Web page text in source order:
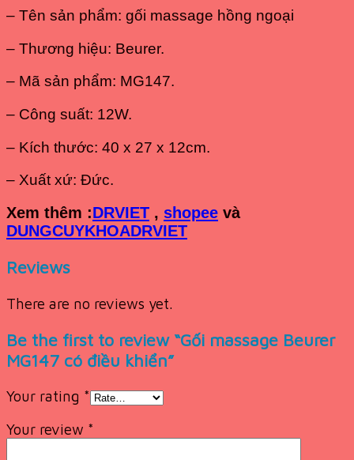
– Tên sản phẩm: gối massage hồng ngoại
– Thương hiệu: Beurer.
– Mã sản phẩm: MG147.
– Công suất: 12W.
– Kích thước: 40 x 27 x 12cm.
– Xuất xứ: Đức.
Xem thêm :DRVIET , shopee và
DUNGCUYKHOADRVIET
Reviews
There are no reviews yet.
Be the first to review “Gối massage Beurer
MG147 có điều khiển”
Your rating *
Your review *